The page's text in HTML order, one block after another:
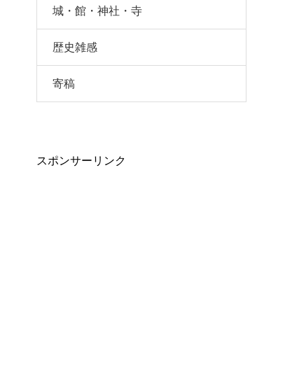
城・館・神社・寺
歴史雑感
寄稿
スポンサーリンク